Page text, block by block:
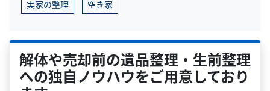
実家の整理 空き家
解体や売却前の遺品整理・生前整理
への独自ノウハウをご用意しており